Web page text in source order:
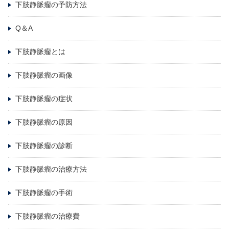
下肢静脈瘤の予防方法
Q＆A
下肢静脈瘤とは
下肢静脈瘤の画像
下肢静脈瘤の症状
下肢静脈瘤の原因
下肢静脈瘤の診断
下肢静脈瘤の治療方法
下肢静脈瘤の手術
下肢静脈瘤の治療費